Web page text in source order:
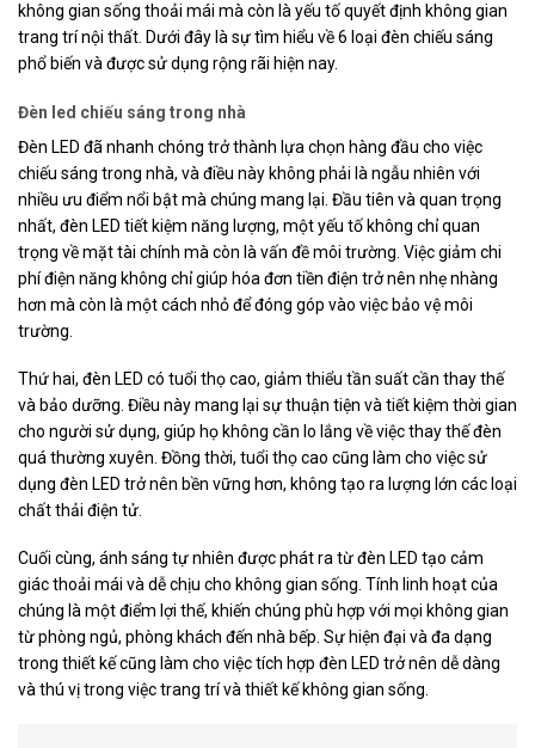
không gian sống thoải mái mà còn là yếu tố quyết định không gian
trang trí nội thất. Dưới đây là sự tìm hiểu về 6 loại đèn chiếu sáng
phổ biến và được sử dụng rộng rãi hiện nay.
Đèn led chiếu sáng trong nhà
Đèn LED đã nhanh chóng trở thành lựa chọn hàng đầu cho việc
chiếu sáng trong nhà, và điều này không phải là ngẫu nhiên với
nhiều ưu điểm nổi bật mà chúng mang lại. Đầu tiên và quan trọng
nhất, đèn LED tiết kiệm năng lượng, một yếu tố không chỉ quan
trọng về mặt tài chính mà còn là vấn đề môi trường. Việc giảm chi
phí điện năng không chỉ giúp hóa đơn tiền điện trở nên nhẹ nhàng
hơn mà còn là một cách nhỏ để đóng góp vào việc bảo vệ môi
trường.
Thứ hai, đèn LED có tuổi thọ cao, giảm thiểu tần suất cần thay thế
và bảo dưỡng. Điều này mang lại sự thuận tiện và tiết kiệm thời gian
cho người sử dụng, giúp họ không cần lo lắng về việc thay thế đèn
quá thường xuyên. Đồng thời, tuổi thọ cao cũng làm cho việc sử
dụng đèn LED trở nên bền vững hơn, không tạo ra lượng lớn các loại
chất thải điện tử.
Cuối cùng, ánh sáng tự nhiên được phát ra từ đèn LED tạo cảm
giác thoải mái và dễ chịu cho không gian sống. Tính linh hoạt của
chúng là một điểm lợi thế, khiến chúng phù hợp với mọi không gian
từ phòng ngủ, phòng khách đến nhà bếp. Sự hiện đại và đa dạng
trong thiết kế cũng làm cho việc tích hợp đèn LED trở nên dễ dàng
và thú vị trong việc trang trí và thiết kế không gian sống.